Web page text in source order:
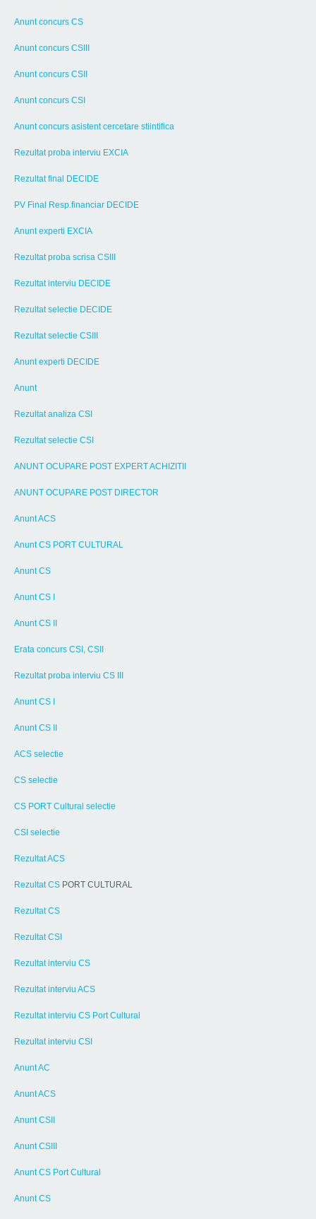
Anunt concurs CS
Anunt concurs CSIII
Anunt concurs CSII
Anunt concurs CSI
Anunt concurs asistent cercetare stiintifica
Rezultat proba interviu EXCIA
Rezultat final DECIDE
PV Final Resp.financiar DECIDE
Anunt experti EXCIA
Rezultat proba scrisa CSIII
Rezultat interviu DECIDE
Rezultat selectie DECIDE
Rezultat selectie CSIII
Anunt experti DECIDE
Anunt
Rezultat analiza CSI
Rezultat selectie CSI
ANUNT OCUPARE POST EXPERT ACHIZITII
ANUNT OCUPARE POST DIRECTOR
Anunt ACS
Anunt CS PORT CULTURAL
Anunt CS
Anunt CS I
Anunt CS II
Erata concurs CSI, CSII
Rezultat proba interviu CS III
Anunt CS I
Anunt CS II
ACS selectie
CS selectie
CS PORT Cultural selectie
CSI selectie
Rezultat ACS
Rezultat CS PORT CULTURAL
Rezultat CS
Rezultat CSI
Rezultat interviu CS
Rezultat interviu ACS
Rezultat interviu CS Port Cultural
Rezultat interviu CSI
Anunt AC
Anunt ACS
Anunt CSII
Anunt CSIII
Anunt CS Port Cultural
Anunt CS